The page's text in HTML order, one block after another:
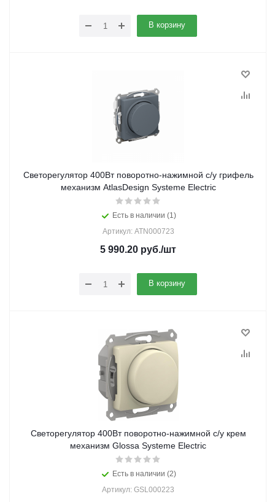
В корзину
Светорегулятор 400Вт поворотно-нажимной с/у грифель
механизм AtlasDesign Systeme Electric
Есть в наличии (1)
Артикул: ATN000723
5 990.20 руб./шт
В корзину
Светорегулятор 400Вт поворотно-нажимной с/у крем
механизм Glossa Systeme Electric
Есть в наличии (2)
Артикул: GSL000223